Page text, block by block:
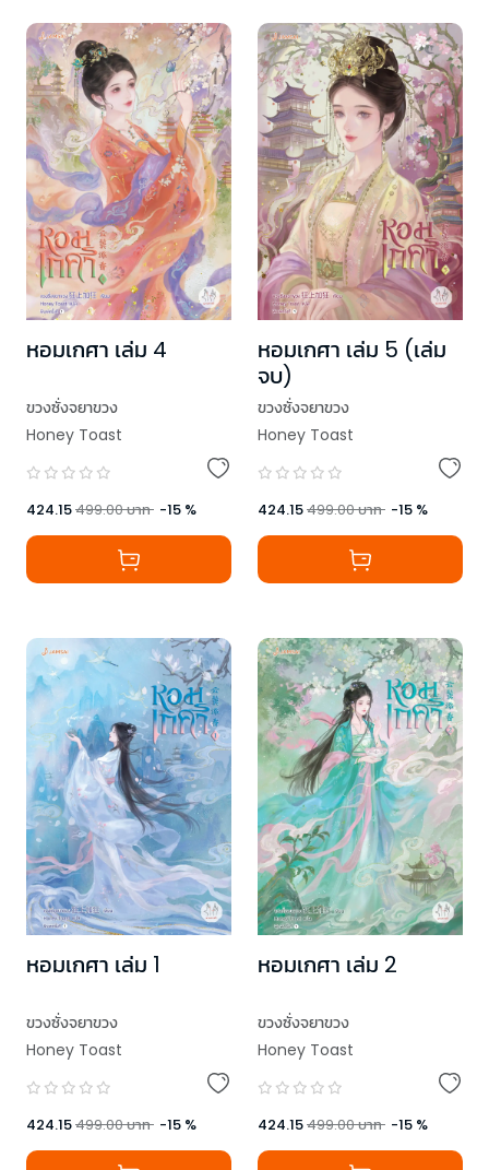
หอมเกศา เล่ม 4
ขวงซั่งจยาขวง
Honey Toast
424.15499.00บาท -15 %
หอมเกศา เล่ม 5 (เล่ม
จบ)
ขวงซั่งจยาขวง
Honey Toast
424.15499.00บาท -15 %
หอมเกศา เล่ม 1
ขวงซั่งจยาขวง
Honey Toast
424.15499.00บาท -15 %
หอมเกศา เล่ม 2
ขวงซั่งจยาขวง
Honey Toast
424.15499.00บาท -15 %